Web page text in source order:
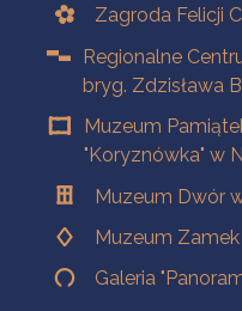
Zagroda Felicji
Regionalne
bryg. Zdzisława
Muzeum
"Koryznówka" w
Muzeum Dwór
Muzeum
Galeria